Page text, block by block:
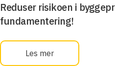
Reduser risikoen i
fundamentering!
Les mer